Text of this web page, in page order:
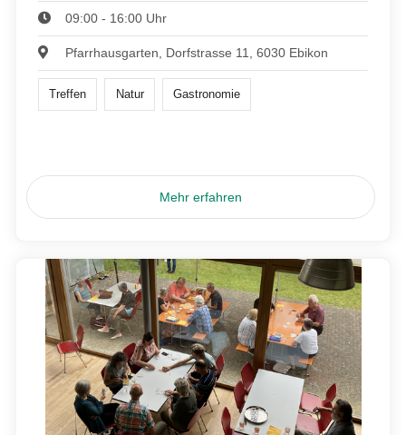
09:00 - 16:00 Uhr
Pfarrhausgarten, Dorfstrasse 11, 6030 Ebikon
Treffen Natur Gastronomie
Mehr erfahren